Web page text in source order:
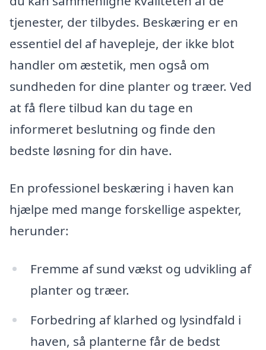
tjenester, der tilbydes. Beskæring er en
essentiel del af havepleje, der ikke blot
handler om æstetik, men også om
sundheden for dine planter og træer. Ved
at få flere tilbud kan du tage en
informeret beslutning og finde den
bedste løsning for din have.
En professionel beskæring i haven kan
hjælpe med mange forskellige aspekter,
herunder:
Fremme af sund vækst og udvikling af
planter og træer.
Forbedring af klarhed og lysindfald i
haven, så planterne får de bedst